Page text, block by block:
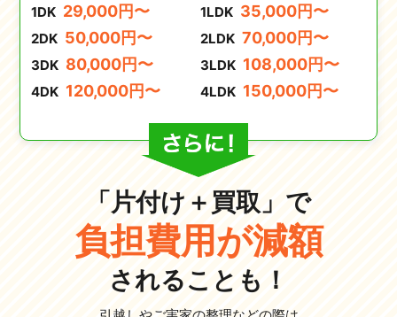
1DK 29,000円〜 1LDK 35,000円〜
2DK 50,000円〜 2LDK 70,000円〜
3DK 80,000円〜 3LDK 108,000円〜
4DK 120,000円〜 4LDK 150,000円〜
「片付け＋買取」で
負担費用が減額
されることも！